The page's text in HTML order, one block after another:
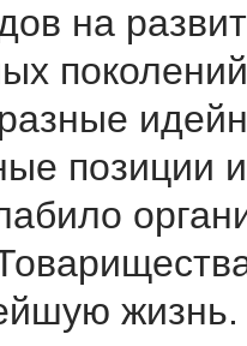
на
позиции
жизнь.